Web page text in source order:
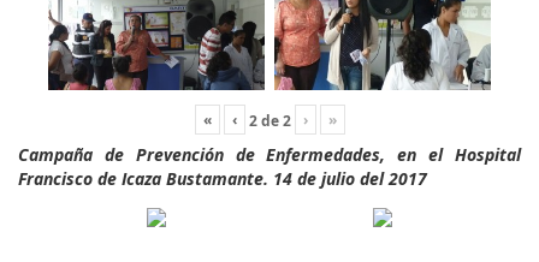
« ‹ 2de2 › »
Campaña de Prevención de Enfermedades, en el Hospital
Francisco de Icaza Bustamante. 14 de julio del 2017